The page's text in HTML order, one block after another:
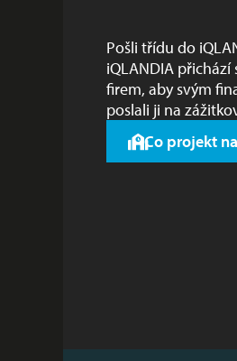
Pošli třídu do
iQLANDIA
firem, aby svým
poslali ji na
Co projekt